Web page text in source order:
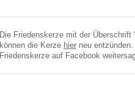
Die Friedenskerze mit der
können die Kerze hier neu
Friedenskerze auf Facebook